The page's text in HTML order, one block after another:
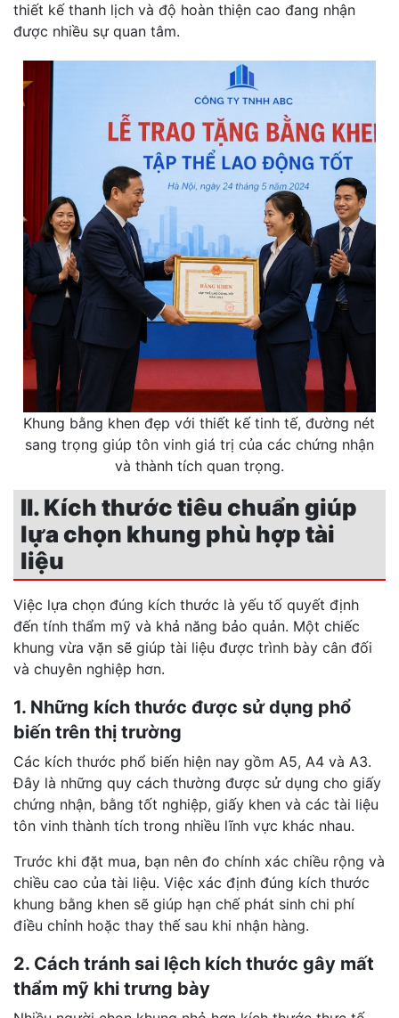
thiết kế thanh lịch và độ hoàn thiện cao đang nhận
được nhiều sự quan tâm.
Khung bằng khen đẹp với thiết kế tinh tế, đường nét
sang trọng giúp tôn vinh giá trị của các chứng nhận
và thành tích quan trọng.
II. Kích thước tiêu chuẩn giúp
lựa chọn khung phù hợp tài
liệu
Việc lựa chọn đúng kích thước là yếu tố quyết định
đến tính thẩm mỹ và khả năng bảo quản. Một chiếc
khung vừa vặn sẽ giúp tài liệu được trình bày cân đối
và chuyên nghiệp hơn.
1. Những kích thước được sử dụng phổ
biến trên thị trường
Các kích thước phổ biến hiện nay gồm A5, A4 và A3.
Đây là những quy cách thường được sử dụng cho giấy
chứng nhận, bằng tốt nghiệp, giấy khen và các tài liệu
tôn vinh thành tích trong nhiều lĩnh vực khác nhau.
Trước khi đặt mua, bạn nên đo chính xác chiều rộng và
chiều cao của tài liệu. Việc xác định đúng kích thước
khung bằng khen sẽ giúp hạn chế phát sinh chi phí
điều chỉnh hoặc thay thế sau khi nhận hàng.
2. Cách tránh sai lệch kích thước gây mất
thẩm mỹ khi trưng bày